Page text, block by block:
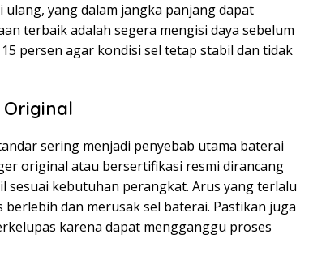
yang dalam jangka panjang dapat
terbaik adalah segera mengisi daya sebelum
persen agar kondisi sel tetap stabil dan tidak
sering menjadi penyebab utama baterai
original atau bersertifikasi resmi dirancang
kebutuhan perangkat. Arus yang terlalu
dan merusak sel baterai. Pastikan juga
karena dapat mengganggu proses